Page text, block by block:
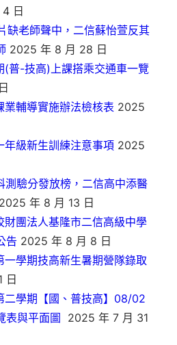
日
缺老師聲中，二信蘇怡萱反其
2025 年 8 月 28 日
(普-技高)上課搭乘交通車一覽
業輔導實施辦法檢核表 2025
年級新生訓練注意事項 2025
測驗分發放榜，二信高中添醫
2025 年 8 月 13 日
財團法人基隆市二信高級中學
告 2025 年 8 月 8 日
一學期技高新生暑期營隊錄取
日
二學期【國、普技高】08/02
表與平面圖
2025 年 7 月 31